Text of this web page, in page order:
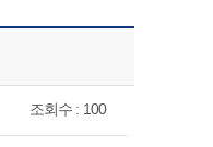
조회수 : 100